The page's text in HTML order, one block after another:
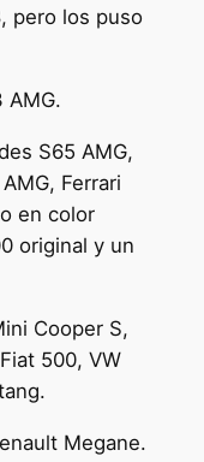
pero los puso
AMG.
S65 AMG,
Ferrari
en color
original y un
Cooper S,
500, VW
Megane.